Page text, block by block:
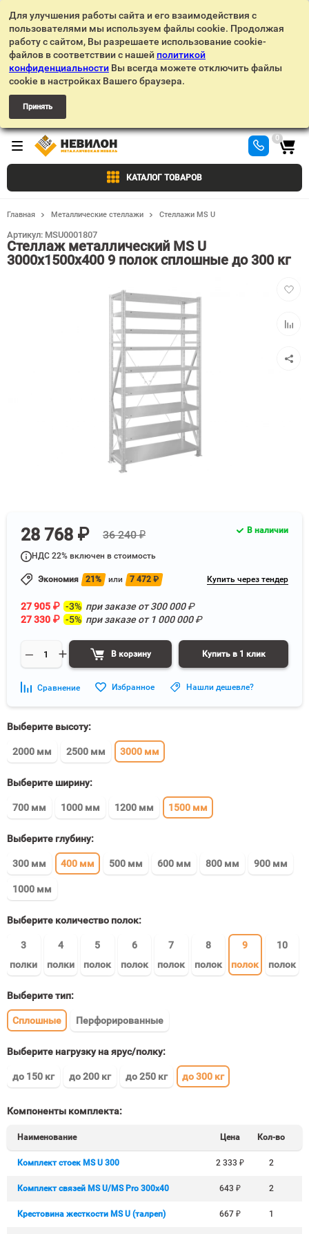
Для улучшения работы сайта и его взаимодействия с
пользователями мы используем файлы cookie. Продолжая
работу с сайтом, Вы разрешаете использование cookie-
файлов в соответствии с нашей политикой
конфиденциальности Вы всегда можете отключить файлы
cookie в настройках Вашего браузера.
Принять
КАТАЛОГ ТОВАРОВ
0
Главная Металлические стеллажи Стеллажи MS U
Стеллаж металлический MS U
3000х1500х400 9 полок сплошные до 300 кг
Артикул: MSU0001807
28 768 ₽ 36 240 ₽
НДС 22% включен в стоимость
Экономия 21% или 7 472 ₽ Купить через тендер
27 905 ₽ -3% при заказе от300 000₽
27 330 ₽ -5% при заказе от 1 000 000₽
В корзину Купить в 1 клик
В наличии
Сравнение Избранное Нашли дешевле?
Выберите высоту:
2000 мм 2500 мм 3000 мм
Выберите ширину:
700 мм 1000 мм 1200 мм 1500 мм
Выберите глубину:
300 мм 400 мм 500 мм 600 мм 800 мм 900 мм
1000 мм
Выберите количество полок:
3
полки
4
полки
5
полок
6
полок
7
полок
8
полок
9
полок
10
полок
Выберите тип:
Сплошные Перфорированные
Выберите нагрузку на ярус/полку:
до 150 кг до 200 кг до 250 кг до 300 кг
Компоненты комплекта:
Наименование Цена Кол-во
Комплект стоек MS U 300 2 333 ₽ 2
Комплект связей MS U/MS Pro 300x40 643 ₽ 2
Крестовина жесткости MS U (талреп) 667 ₽ 1